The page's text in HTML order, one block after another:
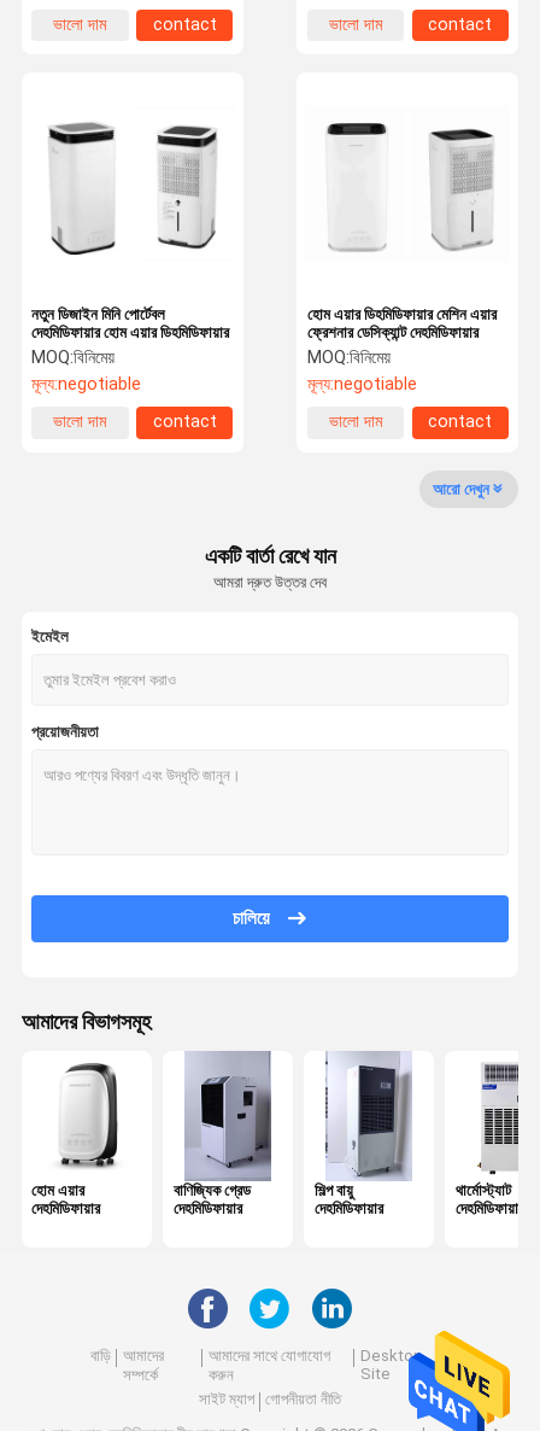
কারখানা ভ্রমণ মান নিয়ন্ত্রণ
উদ্ধৃতির জন্য
বাণিজ্যিক গ্রেড দেহমিডিফায়ার
পোর্টেবল ফ্রিজ এয়ার কন্ডিশনার
ভালো দাম
contact
ভালো দাম
contact
হোম এয়ার ডিহমিডিফায়ার মেশিন এয়ার
ফ্রেশনার ডেসিক্যান্ট দেহমিডিফায়ার
MOQ:বিনিমেয়
মূল্য:negotiable
ভালো দাম
contact
নতুন ডিজাইন মিনি পোর্টেবল
দেহমিডিফায়ার হোম এয়ার ডিহমিডিফায়ার
MOQ:বিনিমেয়
মূল্য:negotiable
ভালো দাম
contact
আরো দেখুন
একটি বার্তা রেখে যান
আমরা দ্রুত উত্তর দেব
ইমেইল
প্রয়োজনীয়তা
চালিয়ে
আমাদের বিভাগসমূহ
হোম এয়ার
দেহমিডিফায়ার
বাণিজ্যিক গ্রেড
দেহমিডিফায়ার
শিল্প বায়ু
দেহমিডিফায়ার
থার্মোস্ট্যাট
দেহমিডিফায়ার
বাড়ি
আমাদের
সম্পর্কে
আমাদের সাথে যোগাযোগ
করুন
Desktop
Site
সাইট ম্যাপ
গোপনীয়তা নীতি